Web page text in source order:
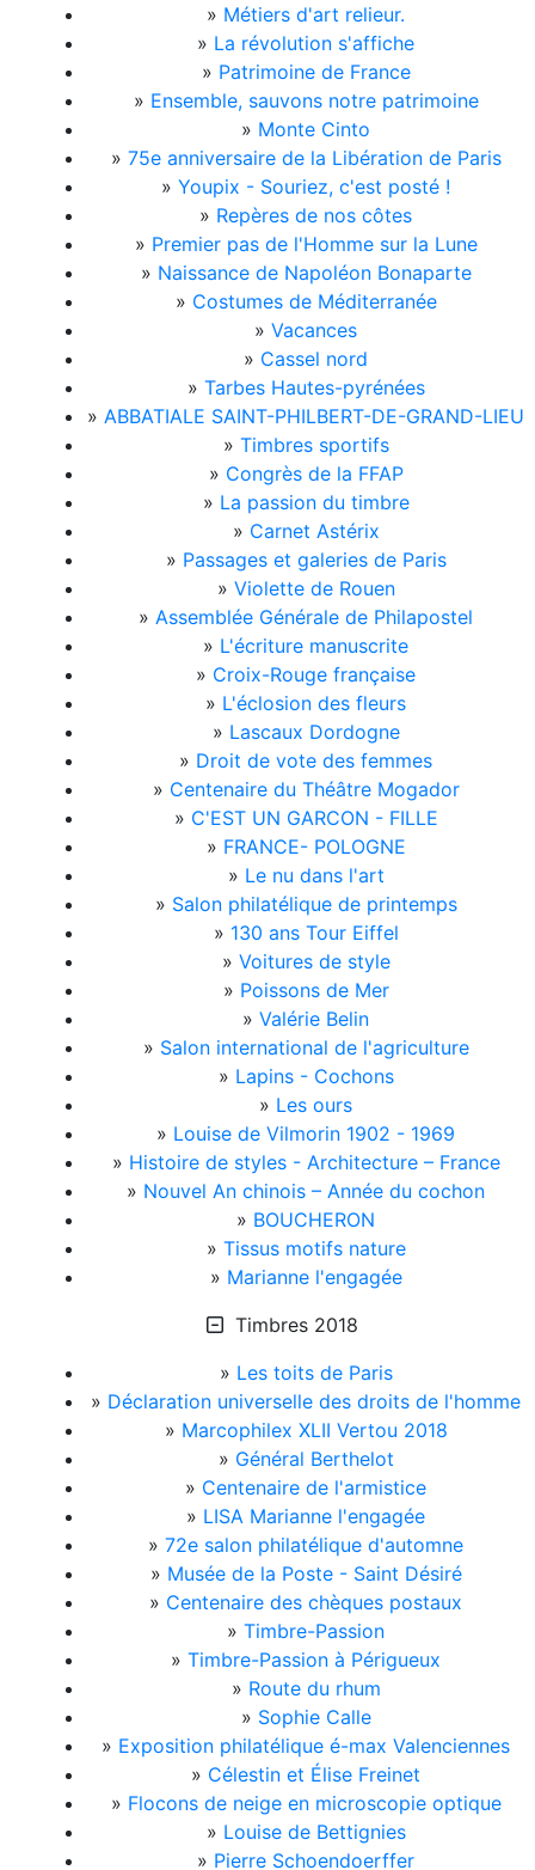
» Métiers d'art relieur.
» La révolution s'affiche
» Patrimoine de France
» Ensemble, sauvons notre patrimoine
» Monte Cinto
» 75e anniversaire de la Libération de Paris
» Youpix - Souriez, c'est posté !
» Repères de nos côtes
» Premier pas de l'Homme sur la Lune
» Naissance de Napoléon Bonaparte
» Costumes de Méditerranée
» Vacances
» Cassel nord
» Tarbes Hautes-pyrénées
» ABBATIALE SAINT-PHILBERT-DE-GRAND-LIEU
» Timbres sportifs
» Congrès de la FFAP
» La passion du timbre
» Carnet Astérix
» Passages et galeries de Paris
» Violette de Rouen
» Assemblée Générale de Philapostel
» L'écriture manuscrite
» Croix-Rouge française
» L'éclosion des fleurs
» Lascaux Dordogne
» Droit de vote des femmes
» Centenaire du Théâtre Mogador
» C'EST UN GARCON - FILLE
» FRANCE- POLOGNE
» Le nu dans l'art
» Salon philatélique de printemps
» 130 ans Tour Eiffel
» Voitures de style
» Poissons de Mer
» Valérie Belin
» Salon international de l'agriculture
» Lapins - Cochons
» Les ours
» Louise de Vilmorin 1902 - 1969
» Histoire de styles - Architecture – France
» Nouvel An chinois – Année du cochon
» BOUCHERON
» Tissus motifs nature
» Marianne l'engagée
Timbres 2018
» Les toits de Paris
» Déclaration universelle des droits de l'homme
» Marcophilex XLII Vertou 2018
» Général Berthelot
» Centenaire de l'armistice
» LISA Marianne l'engagée
» 72e salon philatélique d'automne
» Musée de la Poste - Saint Désiré
» Centenaire des chèques postaux
» Timbre-Passion
» Timbre-Passion à Périgueux
» Route du rhum
» Sophie Calle
» Exposition philatélique é-max Valenciennes
» Célestin et Élise Freinet
» Flocons de neige en microscopie optique
» Louise de Bettignies
» Pierre Schoendoerffer